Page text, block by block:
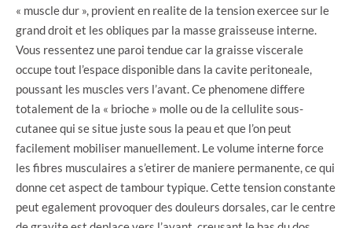
« muscle dur », provient en realite de la tension exercee sur le
grand droit et les obliques par la masse graisseuse interne.
Vous ressentez une paroi tendue car la graisse viscerale
occupe tout l’espace disponible dans la cavite peritoneale,
poussant les muscles vers l’avant. Ce phenomene differe
totalement de la « brioche » molle ou de la cellulite sous-
cutanee qui se situe juste sous la peau et que l’on peut
facilement mobiliser manuellement. Le volume interne force
les fibres musculaires a s’etirer de maniere permanente, ce qui
donne cet aspect de tambour typique. Cette tension constante
peut egalement provoquer des douleurs dorsales, car le centre